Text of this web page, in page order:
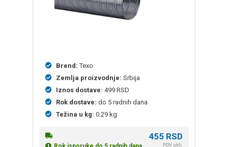
Brend: Texo
Zemlja proizvodnje: Srbija
Iznos dostave: 499 RSD
Rok dostave: do 5 radnih dana
Težina u kg: 0.29 kg
455 RSD
PDV uklj.